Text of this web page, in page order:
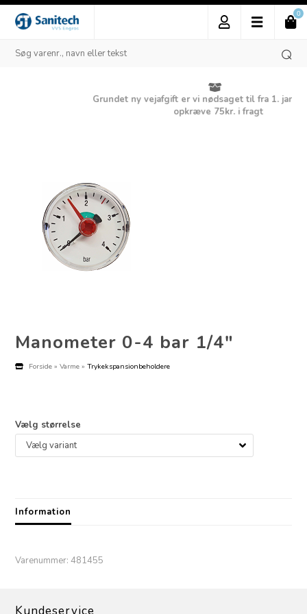
0
Grundet ny vejafgift er vi nødsaget til fra 1. januar 2025
opkræve 75kr. i fragt
Manometer 0-4 bar 1/4"
Forside »Varme »Trykekspansionbeholdere
Vælg størrelse
Information
Varenummer:481455